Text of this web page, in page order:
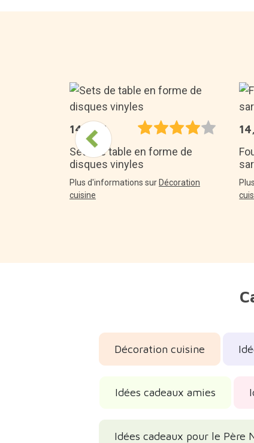
14,95€
Sets de table en forme de
disques vinyles
Plus d'informations sur Décoration
cuisine
Décoration cuisine
Idées cadeaux amies
Idées cadeaux pour le Père